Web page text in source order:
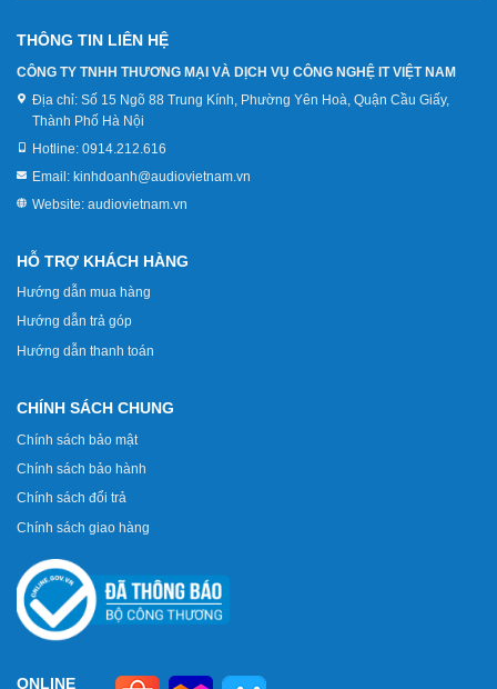
THÔNG TIN LIÊN HỆ
CÔNG TY TNHH THƯƠNG MẠI VÀ DỊCH VỤ CÔNG NGHỆ IT VIỆT NAM
Địa chỉ: Số 15 Ngõ 88 Trung Kính, Phường Yên Hoà, Quận Cầu Giấy,
Thành Phố Hà Nội
Hotline: 0914.212.616
Email: kinhdoanh@audiovietnam.vn
Website: audiovietnam.vn
HỖ TRỢ KHÁCH HÀNG
Hướng dẫn mua hàng
Hướng dẫn trả góp
Hướng dẫn thanh toán
CHÍNH SÁCH CHUNG
Chính sách bảo mật
Chính sách bảo hành
Chính sách đổi trả
Chính sách giao hàng
ONLINE